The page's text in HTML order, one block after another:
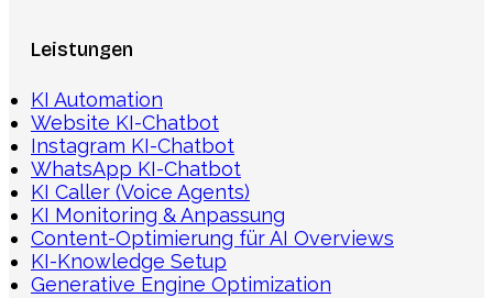
Leistungen
KI Automation
Website KI-Chatbot
Instagram KI-Chatbot
WhatsApp KI-Chatbot
KI Caller (Voice Agents)
KI Monitoring & Anpassung
Content-Optimierung für AI Overviews
KI-Knowledge Setup
Generative Engine Optimization